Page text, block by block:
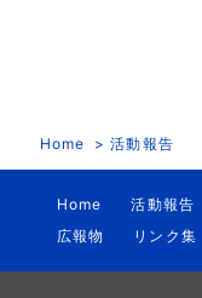
Home 活動報告
Home 活動報告
広報物
リンク集